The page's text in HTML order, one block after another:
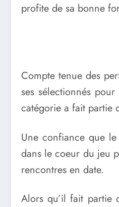
profite de sa bonne
Compte tenue des
ses sélectionnés
catégorie a fait partie
Une confiance que
dans le coeur du jeu
rencontres en date.
Alors qu’il fait partie